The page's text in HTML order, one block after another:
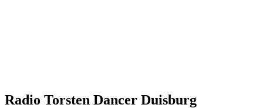
Radio Torsten Dancer Duisburg